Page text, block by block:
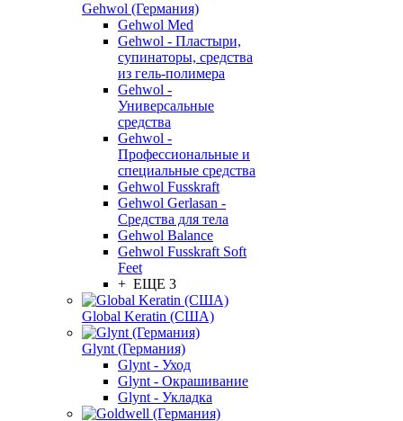
Gehwol (Германия)
Gehwol Med
Gehwol - Пластыри,
супинаторы, средства
из гель-полимера
Gehwol -
Универсальные
средства
Gehwol -
Профессиональные и
специальные средства
Gehwol Fusskraft
Gehwol Gerlasan -
Средства для тела
Gehwol Balance
Gehwol Fusskraft Soft
Feet
+ ЕЩЕ 3
Global Keratin (США)
Glynt (Германия)
Glynt - Уход
Glynt - Окрашивание
Glynt - Укладка